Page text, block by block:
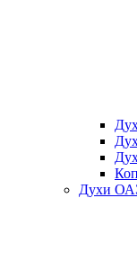
Духи